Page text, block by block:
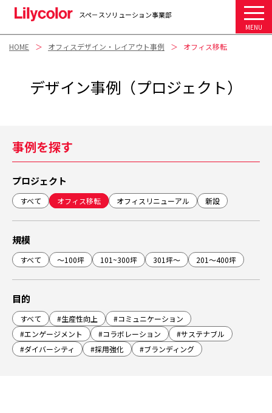
MENU
スペ－スソリューション事業部
HOME オフィスデザイン・レイアウト事例 オフィス移転
デザイン事例（プロジェクト）
事例を探す
プロジェクト
すべて オフィス移転 オフィスリニューアル 新設
規模
すべて ～100坪 101~300坪 301坪～ 201～400坪
目的
すべて #生産性向上
#コミュニケーション
#エンゲージメント
#コラボレーション
#サステナブル
#ダイバーシティ
#採用強化 #ブランディング